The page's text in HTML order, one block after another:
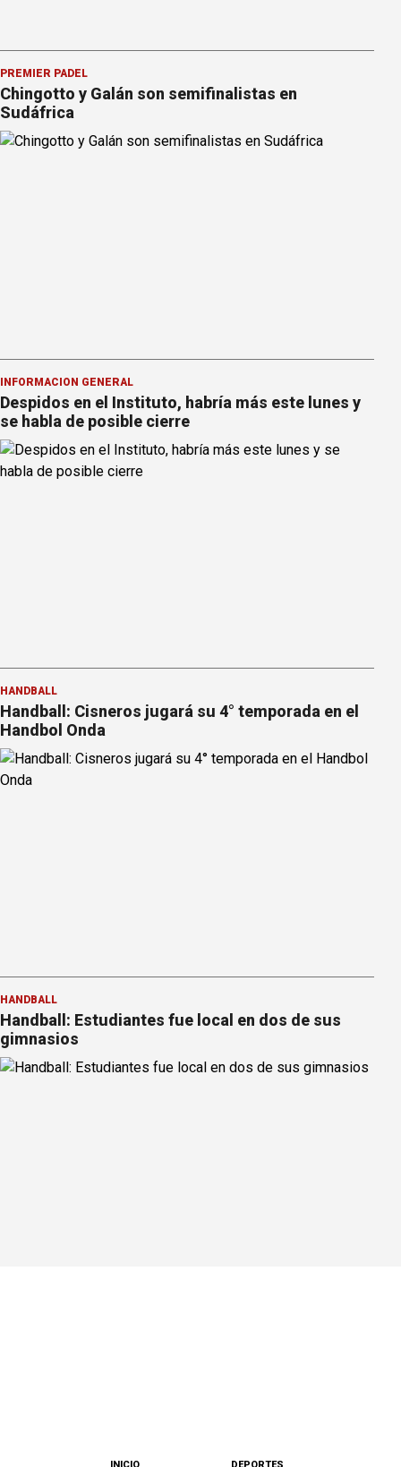
PREMIER PÁDEL
Chingotto y Galán son semifinalistas en
Sudáfrica
INFORMACION GENERAL
Despidos en el Instituto, habría más este lunes y
se habla de posible cierre
HANDBALL
Handball: Cisneros jugará su 4° temporada en el
Handbol Onda
HANDBALL
Handball: Estudiantes fue local en dos de sus
gimnasios